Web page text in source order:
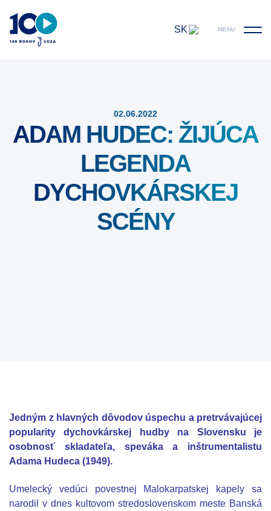
SK MENU
02.06.2022
ADAM HUDEC: ŽIJÚCA
LEGENDA
DYCHOVKÁRSKEJ
SCÉNY
Jedným z hlavných dôvodov úspechu a pretrvávajúcej
popularity dychovkárskej hudby na Slovensku je
osobnosť skladateľa, speváka a inštrumentalistu
Adama Hudeca (1949).
Umelecký vedúci povestnej Malokarpatskej kapely sa
narodil v dnes kultovom stredoslovenskom meste Banská